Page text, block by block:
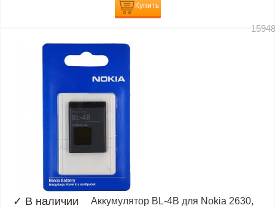
Купить
✓ В наличии
Аккумулятор BL-4B для Nokia 2630,